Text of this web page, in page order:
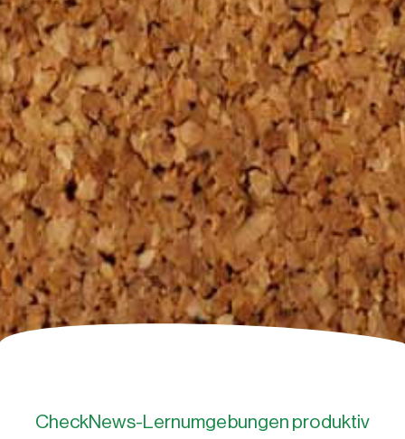
CheckNews-Lernumgebungen produktiv